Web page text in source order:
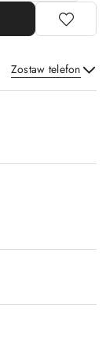
Zostaw telefon